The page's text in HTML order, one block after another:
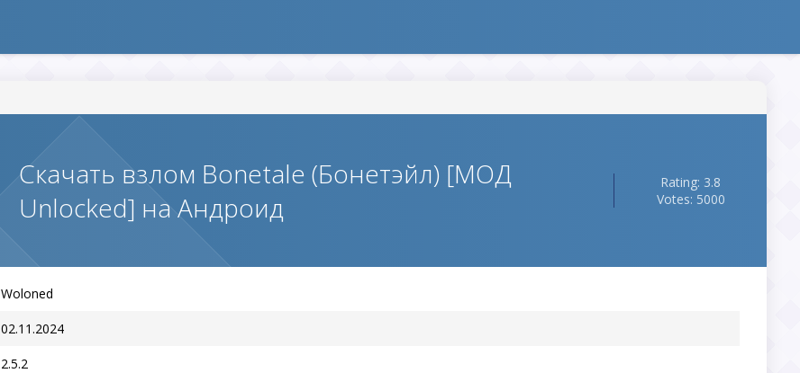
Скачать взлом Bonetale (Бонетэйл) [МОД
Unlocked] на Андроид
Rating: 3.8
Votes: 5000
Woloned
02.11.2024
2.5.2